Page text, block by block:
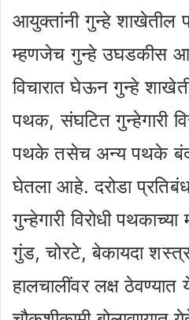
आयुक्तांनी गुन्हे शाखेतील
म्हणजेच गुन्हे उघडकीस
विचारात घेऊन गुन्हे
पथक, संघटित गुन्हेगारी
पथके तसेच अन्य पथके बंद
घेतला आहे. दरोडा
गुन्हेगारी विरोधी
गुंड, चोरटे, बेकायदा शस्त्र
हालचालींवर लक्ष ठेवण्यात